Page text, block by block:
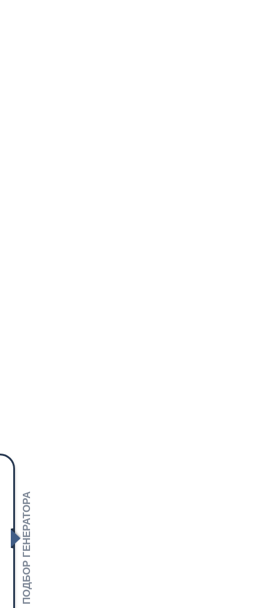
ПОДБОР ГЕНЕРАТОРА